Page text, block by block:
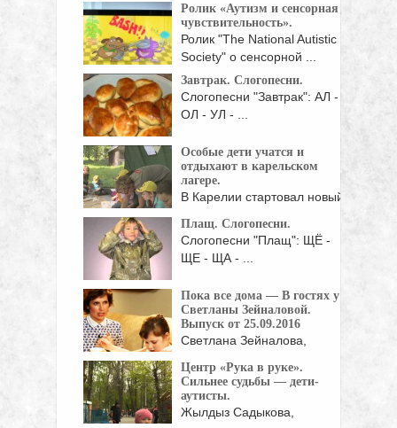
Ролик «Аутизм и сенсорная
чувствительность».
Ролик "The National Autistic
Society" о сенсорной ...
Завтрак. Слогопесни.
Слогопесни "Завтрак": АЛ -
ОЛ - УЛ - ...
Особые дети учатся и
отдыхают в карельском
лагере.
В Карелии стартовал новый
Плащ. Слогопесни.
Слогопесни "Плащ": ЩЁ -
ЩЕ - ЩА - ...
Пока все дома — В гостях у
Светланы Зейналовой.
Выпуск от 25.09.2016
Светлана Зейналова,
«Доброе утро» на ...
Центр «Рука в руке».
Сильнее судьбы — дети-
аутисты.
Жылдыз Садыкова,